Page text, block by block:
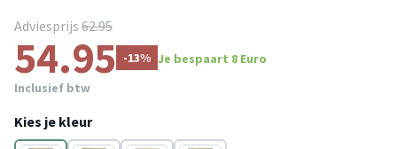
Adviesprijs 62.95
54.95 -13% Je bespaart 8 Euro
Inclusief btw
Kies je kleur